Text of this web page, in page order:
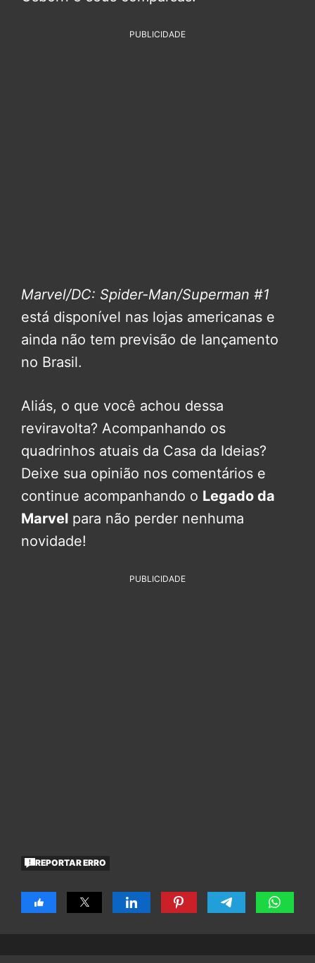
PUBLICIDADE
Marvel/DC: Spider-Man/Superman #1
está disponível nas lojas americanas e
ainda não tem previsão de lançamento
no Brasil.
Aliás, o que você achou dessa
reviravolta? Acompanhando os
quadrinhos atuais da Casa da Ideias?
Deixe sua opinião nos comentários e
continue acompanhando o Legado da
Marvel para não perder nenhuma
novidade!
PUBLICIDADE
REPORTAR ERRO